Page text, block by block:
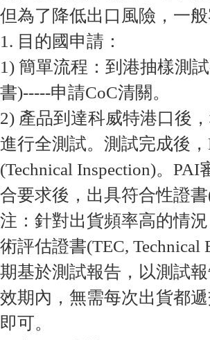
但為了降低出口風險，一
1. 目的國申請：
1) 簡單流程：到港抽樣測
書)-----申請CoC清關。
2) 產品到達科威特港口後
進行全測試。測試完成後
(Technical Inspection)。
合要求後，出具符合性證
注：針對出貨頻率高的情
術評估證書(TEC, Technical
期基於測試報告，以測試
效期內，無需每次出貨都
即可。